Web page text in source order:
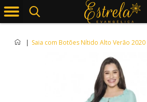
| Saia com Botões Nítido Alto Verão 2020